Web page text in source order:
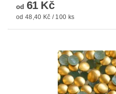
od 61 Kč
od 48,40 Kč / 100 ks